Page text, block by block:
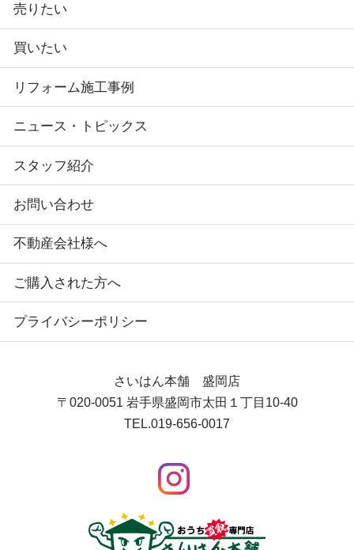
売りたい
買いたい
リフォーム施工事例
ニュース・トピックス
スタッフ紹介
お問い合わせ
不動産会社様へ
ご購入された方へ
プライバシーポリシー
さいはん本舗 盛岡店
〒020-0051 岩手県盛岡市太田１丁目10-40
TEL.019-656-0017